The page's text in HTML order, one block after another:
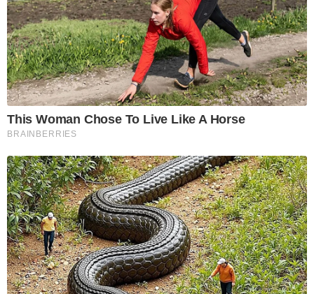
This Woman Chose To Live Like A Horse
BRAINBERRIES